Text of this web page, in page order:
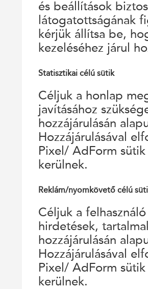
és beállítások
látogatottságának
kérjük állítsa be,
kezeléséhez járul
Statisztikai célú sütik
Céljuk a honlap
javításához
hozzájárulásán
Hozzájárulásával
Pixel/ AdForm
kerülnek.
Reklám/nyomkövető célú
Céljuk a
hirdetések,
hozzájárulásán
Hozzájárulásával
Pixel/ AdForm
kerülnek.